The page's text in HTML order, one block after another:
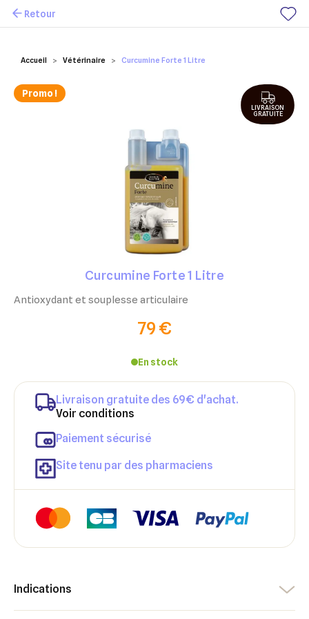
Mes favoris
Accueil Vétérinaire Curcumine Forte 1 Litre
Retour
Curcumine Forte 1 Litre
Antioxydant et souplesse articulaire
79 €
En stock
Livraison gratuite des 69€ d'achat.
Voir conditions
Paiement sécurisé
Site tenu par des pharmaciens
Promo !
LIVRAISON
GRATUITE
Indications